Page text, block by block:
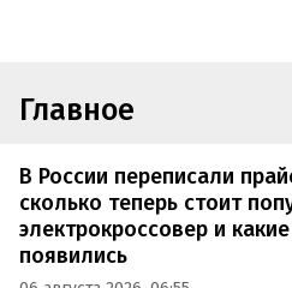
Главное
В России переписали
сколько теперь стоит
электрокроссовер и
появились